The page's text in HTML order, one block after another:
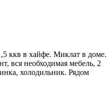
ккв в хайфе. Миклат в доме.
вся необходимая мебель, 2
холодильник. Рядом